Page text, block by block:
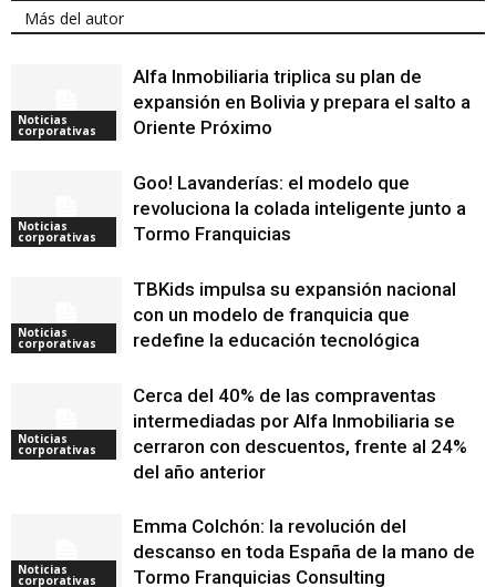
Más del autor
Noticias
corporativas
Alfa Inmobiliaria triplica su plan de
expansión en Bolivia y prepara el salto a
Oriente Próximo
Noticias
corporativas
Goo! Lavanderías: el modelo que
revoluciona la colada inteligente junto a
Tormo Franquicias
Noticias
corporativas
TBKids impulsa su expansión nacional
con un modelo de franquicia que
redefine la educación tecnológica
Noticias
corporativas
Cerca del 40% de las compraventas
intermediadas por Alfa Inmobiliaria se
cerraron con descuentos, frente al 24%
del año anterior
Noticias
corporativas
Emma Colchón: la revolución del
descanso en toda España de la mano de
Tormo Franquicias Consulting